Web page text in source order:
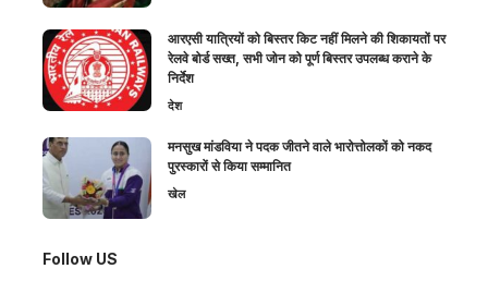
आरएसी यात्रियों को बिस्तर किट नहीं मिलने की शिकायतों पर
रेलवे बोर्ड सख्त, सभी जोन को पूर्ण बिस्तर उपलब्ध कराने के
निर्देश
देश
मनसुख मांडविया ने पदक जीतने वाले भारोत्तोलकों को नकद
पुरस्कारों से किया सम्मानित
खेल
Follow US